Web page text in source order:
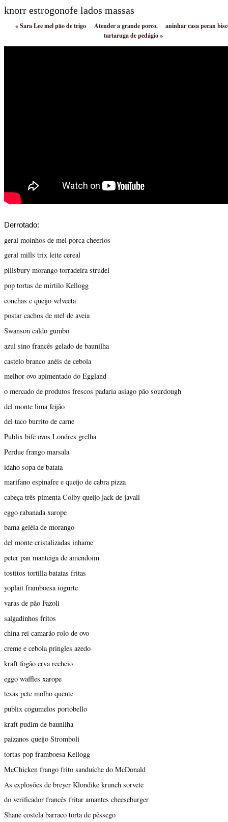
knorr estrogonofe lados massas
«Sara Lee mel pão de trigo Atender a grande porco.
aninhar casa pecan
tartaruga de pedágio»
Derrotado:
geral moinhos de mel porca cheerios
geral mills trix leite cereal
pillsbury morango torradeira strudel
pop tortas de mirtilo Kellogg
conchas e queijo velveeta
postar cachos de mel de aveia
Swanson caldo gumbo
azul sino francês gelado de baunilha
castelo branco anéis de cebola
melhor ovo apimentado do Eggland
o mercado de produtos frescos padaria asiago pão sourdough
del monte lima feijão
del taco burrito de carne
Publix bife ovos Londres grelha
Perdue frango marsala
idaho sopa de batata
marifano espinafre e queijo de cabra pizza
cabeça três pimenta Colby queijo jack de javali
eggo rabanada xarope
bama geléia de morango
del monte cristalizadas inhame
peter pan manteiga de amendoim
tostitos tortilla batatas fritas
yoplait framboesa iogurte
varas de pão Fazoli
salgadinhos fritos
china rei camarão rolo de ovo
creme e cebola pringles azedo
kraft fogão erva recheio
eggo waffles xarope
texas pete molho quente
publix cogumelos portobello
kraft pudim de baunilha
paizanos queijo Stromboli
tortas pop framboesa Kellogg
McChicken frango frito sanduíche do McDonald
As explosões de breyer Klondike krunch sorvete
do verificador francês fritar amantes cheeseburger
Shane costela barraco torta de pêssego